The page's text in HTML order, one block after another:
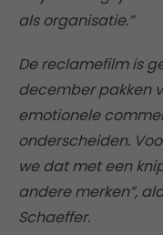
als organisatie.”
De reclamefilm is
december pakken
emotionele
onderscheiden.
we dat met een
andere merken”,
Schaeffer.